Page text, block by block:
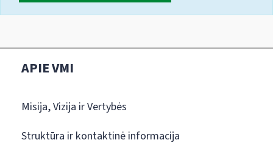
APIE VMI
Misija, Vizija ir Vertybės
Struktūra ir kontaktinė informacija